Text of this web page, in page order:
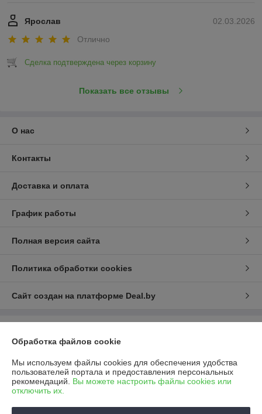
02.03.2026
Ярослав
Отлично
Сделка подтверждена через корзину
Показать все отзывы
О нас
Контакты
Доставка и оплата
График работы
Полная версия сайта
Политика обработки cookies
Сайт создан на платформе Deal.by
222731, Минская обл., Дзержинский район, д. Станьково, в/г №98
«Станьково», здание с инв.№ 620/С-221
Регистрационный номер ЕГР: 690456154
УНП: 690456154
Обработка файлов cookie
Мы используем файлы cookies для обеспечения удобства
пользователей портала и предоставления персональных
рекомендаций. Вы можете настроить файлы cookies или
отключить их.